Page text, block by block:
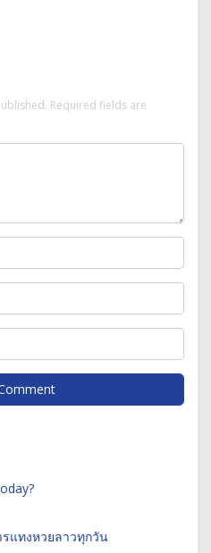
Required fields are
รแทงหวยลาวทุกวัน